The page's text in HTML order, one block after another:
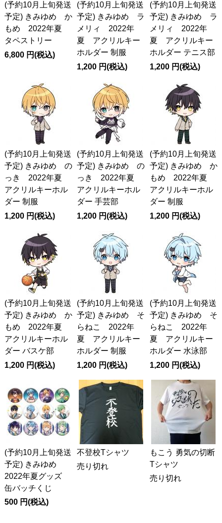
(予約10月上旬発送
予定) きみゆめ か
もめ 2022年夏
タペストリー
6,800円(税込)
(予約10月上旬発送
予定) きみゆめ ラ
メリィ 2022年
夏 アクリルキー
ホルダー 制服
1,200 円(税込)
(予約10月上旬発送
予定) きみゆめ ラ
メリィ 2022年
夏 アクリルキー
ホルダー テニス部
1,200円(税込)
(予約10月上旬発送
予定) きみゆめ の
っき 2022年夏
アクリルキーホル
ダー 制服
1,200円(税込)
(予約10月上旬発送
予定) きみゆめ の
っき 2022年夏
アクリルキーホル
ダー 手芸部
1,200 円(税込)
(予約10月上旬発送
予定) きみゆめ か
もめ 2022年夏
アクリルキーホル
ダー 制服
1,200円(税込)
(予約10月上旬発送
予定) きみゆめ か
もめ 2022年夏
アクリルキーホル
ダー バスケ部
1,200円(税込)
(予約10月上旬発送
予定) きみゆめ そ
らねこ 2022年
夏 アクリルキー
ホルダー 制服
1,200 円(税込)
(予約10月上旬発送
予定) きみゆめ そ
らねこ 2022年
夏 アクリルキー
ホルダー 水泳部
1,200円(税込)
(予約10月上旬発送
予定) きみゆめ
2022年夏グッズ
缶バッチくじ
500円(税込)
不登校Tシャツ
売り切れ
もこう 勇気の切断
Tシャツ
売り切れ